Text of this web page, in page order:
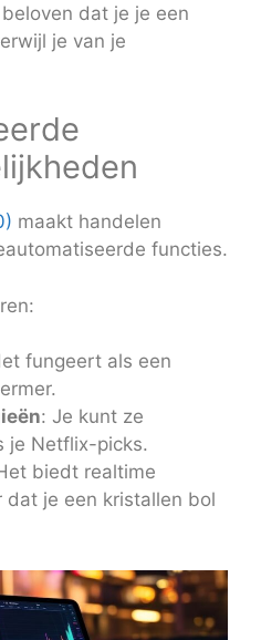
dat je je een
je van je
maakt handelen
functies.
fungeert als een
: Je kunt ze
je Netflix-picks.
biedt realtime
dat je een kristallen bol